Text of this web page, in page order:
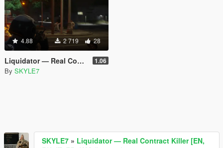
4.88 2 719 28
Liquidator — Real Contract Killer [EN, RU, IT, FR, KO] (Legacy) 1.06
By SKYLE7
SKYLE7 » Liquidator — Real Contract Killer [EN,